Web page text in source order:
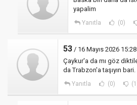
yapalim
Yanıtla (0)
53 / 16 Mayıs 2026 15:28
Çaykur'a da mı göz
da Trabzon'a taşıyın bari.
Yanıtla (0)